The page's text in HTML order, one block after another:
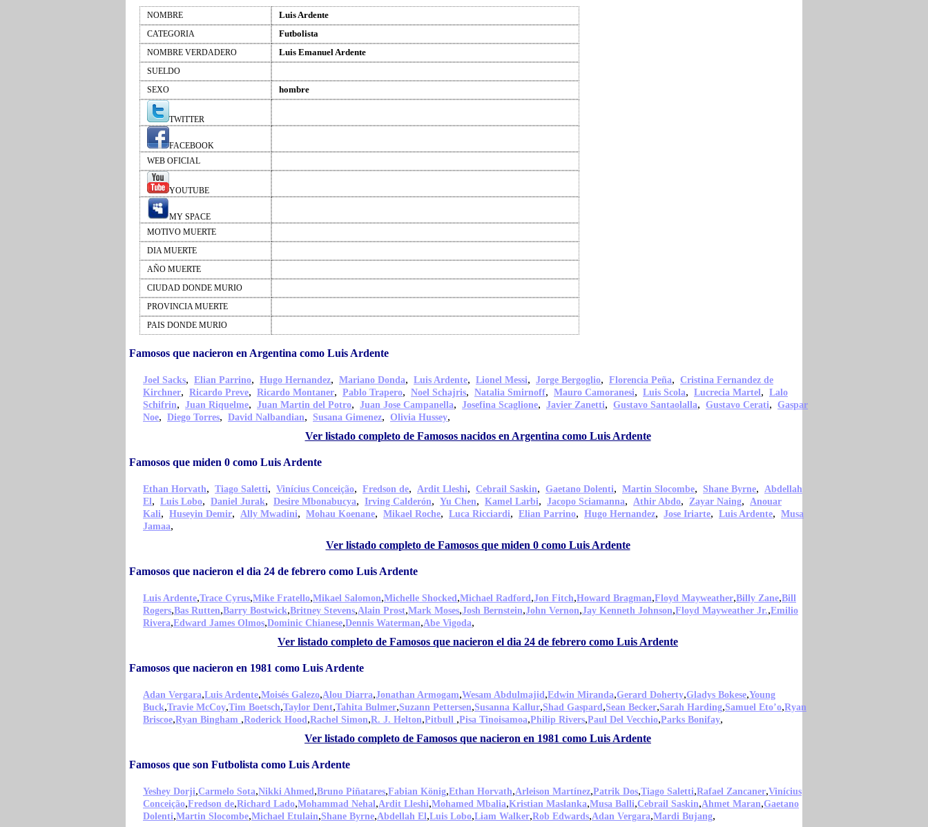
NOMBRE Luis Ardente
CATEGORIA Futbolista
NOMBRE VERDADERO Luis Emanuel Ardente
SUELDO
SEXO
hombre
TWITTER
FACEBOOK
WEB OFICIAL
YOUTUBE
MY SPACE
MOTIVO MUERTE
DIA MUERTE
AÑO MUERTE
CIUDAD DONDE MURIO
PROVINCIA MUERTE
PAIS DONDE MURIO
Famosos que nacieron en Argentina como Luis Ardente
Joel Sacks, Elian Parrino, Hugo Hernandez, Mariano Donda, Luis Ardente, Lionel Messi, Jorge Bergoglio, Florencia Peña, Cristina Fernandez de
Kirchner, Ricardo Preve, Ricardo Montaner, Pablo Trapero, Noel Schajris, Natalia Smirnoff, Mauro Camoranesi, Luis Scola, Lucrecia Martel, Lalo
Schifrin, Juan Riquelme, Juan Martin del Potro, Juan Jose Campanella, Josefina Scaglione, Javier Zanetti, Gustavo Santaolalla, Gustavo Cerati, Gaspar
Noe, Diego Torres, David Nalbandian, Susana Gimenez, Olivia Hussey,
Ver listado completo de Famosos nacidos en Argentina como Luis Ardente
Famosos que miden 0 como Luis Ardente
Ethan Horvath, Tiago Saletti, Vinícius Conceição, Fredson de, Ardit Lleshi, Cebrail Saskin, Gaetano Dolenti, Martin Slocombe, Shane Byrne, Abdellah
El, Luis Lobo, Daniel Jurak, Desire Mbonabucya, Irving Calderón, Yu Chen, Kamel Larbi, Jacopo Sciamanna, Athir Abdo, Zayar Naing, Anouar
Kali, Huseyin Demir, Ally Mwadini, Mohau Koenane, Mikael Roche, Luca Ricciardi, Elian Parrino, Hugo Hernandez, Jose Iriarte, Luis Ardente, Musa
Jamaa,
Ver listado completo de Famosos que miden 0 como Luis Ardente
Famosos que nacieron el dia 24 de febrero como Luis Ardente
Luis Ardente,Trace Cyrus,Mike Fratello,Mikael Salomon,Michelle Shocked,Michael Radford,Jon Fitch,Howard Bragman,Floyd Mayweather,Billy Zane,Bill
Rogers,Bas Rutten,Barry Bostwick,Britney Stevens,Alain Prost,Mark Moses,Josh Bernstein,John Vernon,Jay Kenneth Johnson,Floyd Mayweather Jr.,Emilio
Rivera,Edward James Olmos,Dominic Chianese,Dennis Waterman,Abe Vigoda,
Ver listado completo de Famosos que nacieron el dia 24 de febrero como Luis Ardente
Famosos que nacieron en 1981 como Luis Ardente
Adan Vergara,Luis Ardente,Moisés Galezo,Alou Diarra,Jonathan Armogam,Wesam Abdulmajid,Edwin Miranda,Gerard Doherty,Gladys Bokese,Young
Buck,Travie McCoy,Tim Boetsch,Taylor Dent,Tahita Bulmer,Suzann Pettersen,Susanna Kallur,Shad Gaspard,Sean Becker,Sarah Harding,Samuel Eto’o,Ryan
Briscoe,Ryan Bingham ,Roderick Hood,Rachel Simon,R. J. Helton,Pitbull ,Pisa Tinoisamoa,Philip Rivers,Paul Del Vecchio,Parks Bonifay,
Ver listado completo de Famosos que nacieron en 1981 como Luis Ardente
Famosos que son Futbolista como Luis Ardente
Yeshey Dorji,Carmelo Sota,Nikki Ahmed,Bruno Piñatares,Fabian König,Ethan Horvath,Arleison Martínez,Patrik Dos,Tiago Saletti,Rafael Zancaner,Vinícius
Conceição,Fredson de,Richard Lado,Mohammad Nehal,Ardit Lleshi,Mohamed Mbalia,Kristian Maslanka,Musa Balli,Cebrail Saskin,Ahmet Maran,Gaetano
Dolenti,Martin Slocombe,Michael Etulain,Shane Byrne,Abdellah El,Luis Lobo,Liam Walker,Rob Edwards,Adan Vergara,Mardi Bujang,